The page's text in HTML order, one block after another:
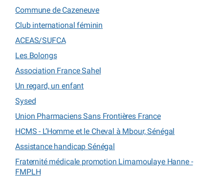
Commune de Cazeneuve
Club international féminin
ACEAS/SUFCA
Les Bolongs
Association France Sahel
Un regard, un enfant
Sysed
Union Pharmaciens Sans Frontières France
HCMS - L’Homme et le Cheval à Mbour, Sénégal
Assistance handicap Sénégal
Fraternité médicale promotion Limamoulaye Hanne -
FMPLH